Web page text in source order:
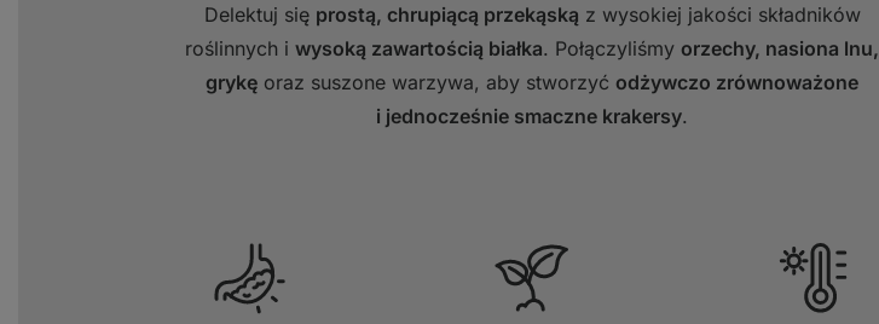
Delektuj się prostą, chrupiącą przekąską z wysokiej jakości składników
roślinnych i wysoką zawartością białka. Połączyliśmy orzechy, nasiona lnu,
grykę oraz suszone warzywa, aby stworzyć odżywczo zrównoważone
i jednocześnie smaczne krakersy.